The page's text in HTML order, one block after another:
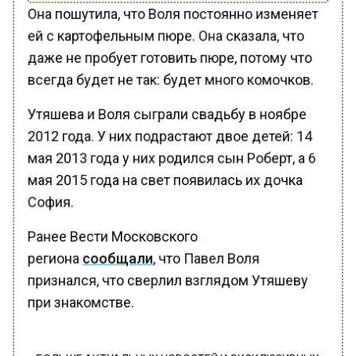
Она пошутила, что Воля постоянно изменяет
ей с картофельным пюре. Она сказала, что
даже не пробует готовить пюре, потому что
всегда будет не так: будет много комочков.
Утяшева и Воля сыграли свадьбу в ноябре
2012 года. У них подрастают двое детей: 14
мая 2013 года у них родился сын Роберт, а 6
мая 2015 года на свет появилась их дочка
София.
Ранее Вести Московского
регионасообщали, что Павел Воля
признался, что сверлил взглядом Утяшеву
при знакомстве.